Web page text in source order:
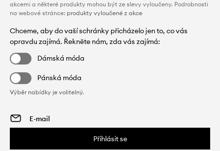
akcemi a některé produkty mohou být ze slevy vyloučeny. Podrobnosti
na webové stránce: produkty vyloučené z akce
Chceme, aby do vaší schránky přicházelo jen to, co vás
opravdu zajímá. Řekněte nám, zda vás zajímá:
Dámská móda
Pánská móda
Výběr nabídky je volitelný.
Přihlásit se